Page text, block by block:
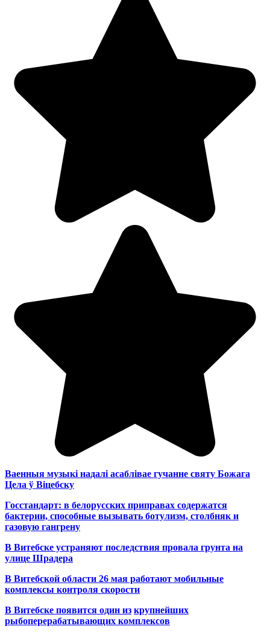
Ваенныя музыкі надалі асаблівае гучанне святу Божага
Цела ў Віцебску
Госстандарт: в белорусских приправах содержатся
бактерии, способные вызывать ботулизм, столбняк и
газовую гангрену
В Витебске устраняют последствия провала грунта на
улице Шрадера
В Витебской области 26 мая работают мобильные
комплексы контроля скорости
В Витебске появится один из крупнейших
рыбоперерабатывающих комплексов